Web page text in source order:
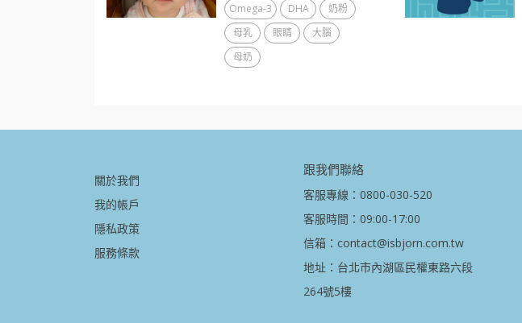
Omega-3 DHA
奶粉
母乳
眼睛
大腦
母奶
關於我們
我的帳戶
隱私政策
服務條款
跟我們聯絡
客服專線：0800-030-520
客服時間：09:00-17:00
信箱：contact@isbjorn.com.tw
地址：台北市內湖區民權東路六段
264號5樓